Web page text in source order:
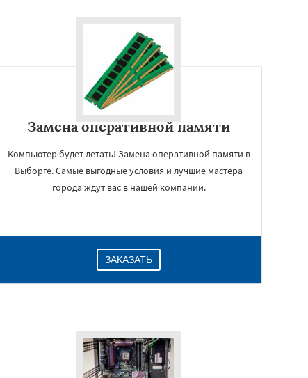
Замена оперативной памяти
Компьютер будет летать! Замена оперативной памяти в
Выборге. Самые выгодные условия и лучшие мастера
города ждут вас в нашей компании.
ЗАКАЗАТЬ